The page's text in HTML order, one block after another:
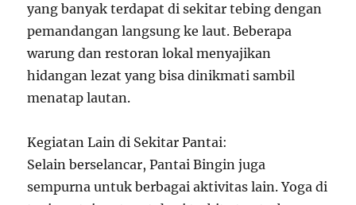
yang banyak terdapat di sekitar tebing dengan
pemandangan langsung ke laut. Beberapa
warung dan restoran lokal menyajikan
hidangan lezat yang bisa dinikmati sambil
menatap lautan.
Kegiatan Lain di Sekitar Pantai:
Selain berselancar, Pantai Bingin juga
sempurna untuk berbagai aktivitas lain. Yoga di